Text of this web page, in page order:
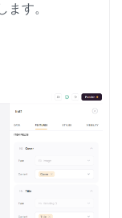
ます。